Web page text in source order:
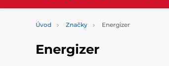
Úvod Značky Energizer
Energizer